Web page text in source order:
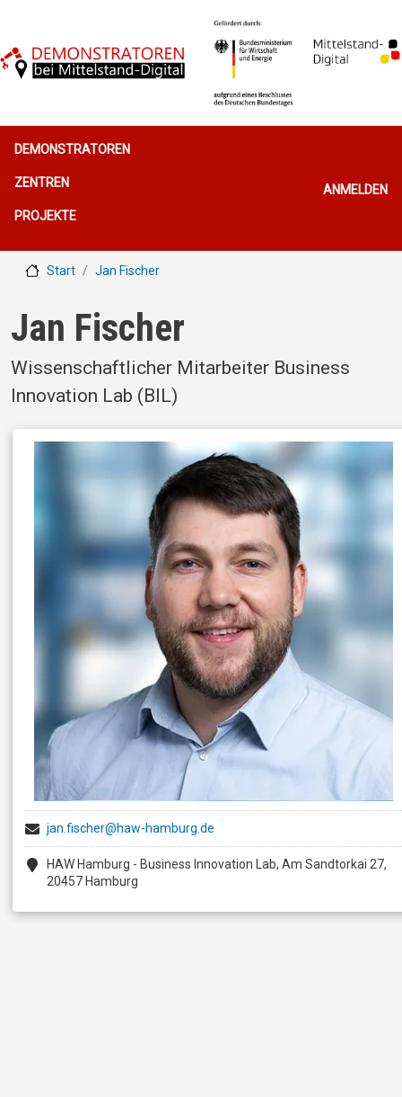
Hauptnavigation
DEMONSTRATOREN
ZENTREN
PROJEKTE
ANMELDEN
Start Jan Fischer
Jan Fischer
Wissenschaftlicher Mitarbeiter Business
Innovation Lab (BIL)
jan.fischer@haw-hamburg.de
HAW Hamburg - Business Innovation Lab, Am Sandtorkai 27,
20457 Hamburg